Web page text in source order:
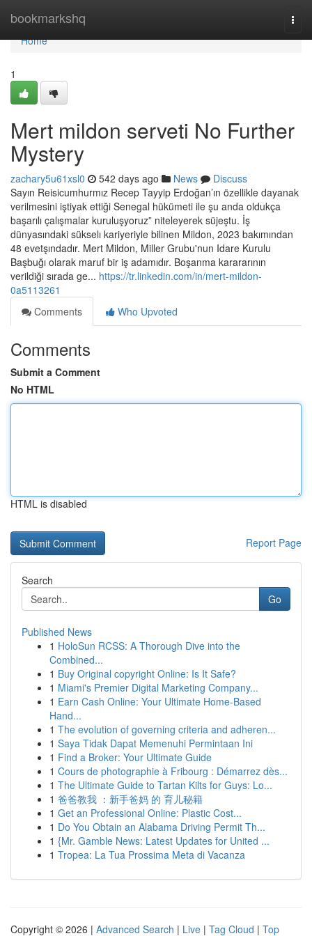
bookmarkshq
Home
Home
1
Mert mildon serveti No Further
Mystery
zachary5u61xsl0 542 days ago News
Discuss
Sayın Reisicumhurmız Recep Tayyip Erdoğan’ın özellikle dayanak
verilmesini iştiyak ettiği Senegal hükümeti ile şu anda oldukça
başarılı çalışmalar kuruluşyoruz” niteleyerek süjeştu. İş
dünyasındaki sükselı kariyeriyle bilinen Mildon, 2023 bakımından
48 evetşındadır. Mert Mildon, Miller Grubu'nun Idare Kurulu
Başbuğı olarak maruf bir iş adamıdır. Boşanma karararının
verildiği sırada ge... https://tr.linkedin.com/in/mert-mildon-
0a5113261
Comments
Who Upvoted
Comments
Submit a Comment
No HTML
HTML is disabled
Report Page
Search
Go
Published News
1 HoloSun RCSS: A Thorough Dive into the
Combined...
1 Buy Original copyright Online: Is It Safe?
1 Miami's Premier Digital Marketing Company...
1 Earn Cash Online: Your Ultimate Home-Based
Hand...
1 The evolution of governing criteria and adheren...
1 Saya Tidak Dapat Memenuhi Permintaan Ini
1 Find a Broker: Your Ultimate Guide
1 Cours de photographie à Fribourg : Démarrez dès...
1 The Ultimate Guide to Tartan Kilts for Guys: Lo...
1 爸爸教我 ：新手爸妈 的 育儿秘籍
1 Get an Professional Online: Plastic Cost...
1 Do You Obtain an Alabama Driving Permit Th...
1 {Mr. Gamble News: Latest Updates for United ...
1 Tropea: La Tua Prossima Meta di Vacanza
Copyright © 2026 | Advanced Search | Live | Tag Cloud | Top